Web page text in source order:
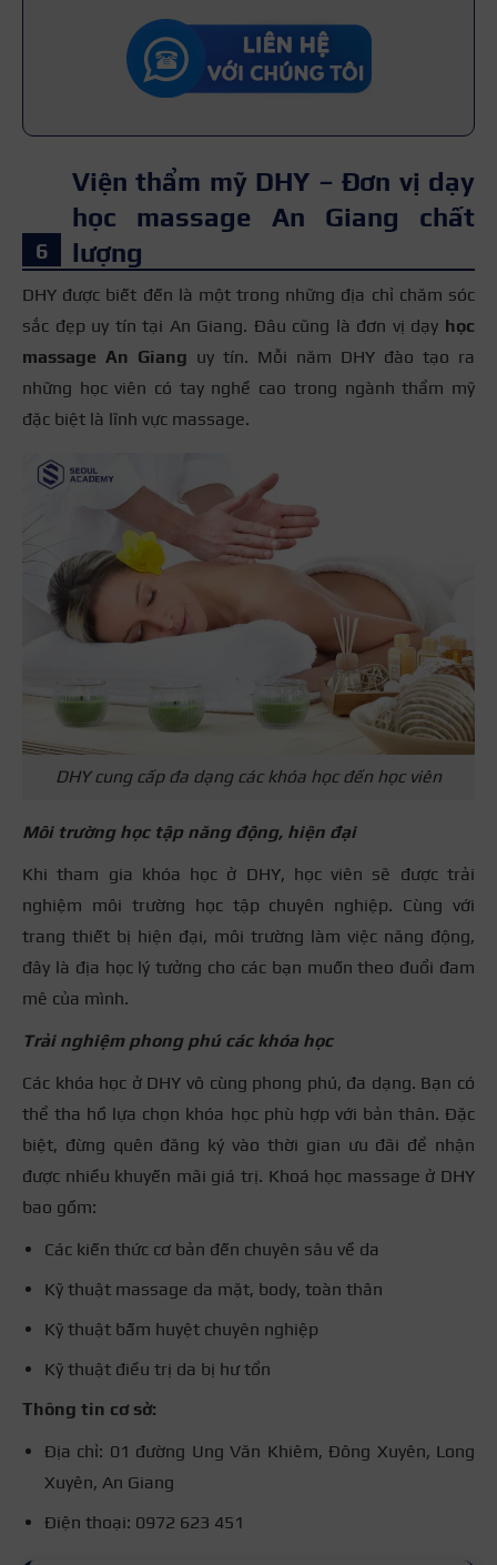
Viện thẩm mỹ DHY – Đơn vị dạy
học massage An Giang chất
lượng
DHY được biết đến là một trong những địa chỉ chăm sóc
sắc đẹp uy tín tại An Giang. Đâu cũng là đơn vị dạy học
massage An Giang uy tín. Mỗi năm DHY đào tạo ra
những học viên có tay nghề cao trong ngành thẩm mỹ
đặc biệt là lĩnh vực massage.
DHY cung cấp đa dạng các khóa học đến học viên
Môi trường học tập năng động, hiện đại
Khi tham gia khóa học ở DHY, học viên sẽ được trải
nghiệm môi trường học tập chuyên nghiệp. Cùng với
trang thiết bị hiện đại, môi trường làm việc năng động,
đây là địa học lý tưởng cho các bạn muốn theo đuổi đam
mê của mình.
Trải nghiệm phong phú các khóa học
Các khóa học ở DHY vô cùng phong phú, đa dạng. Bạn có
thể tha hồ lựa chọn khóa học phù hợp với bản thân. Đặc
biệt, đừng quên đăng ký vào thời gian ưu đãi để nhận
được nhiều khuyến mãi giá trị. Khoá học massage ở DHY
bao gồm:
Các kiến thức cơ bản đến chuyên sâu về da
Kỹ thuật massage da mặt, body, toàn thân
Kỹ thuật bấm huyệt chuyên nghiệp
Kỹ thuật điều trị da bị hư tổn
Thông tin cơ sở:
Địa chỉ: 01 đường Ung Văn Khiêm, Đông Xuyên, Long
Xuyên, An Giang
Điện thoại: 0972 623 451